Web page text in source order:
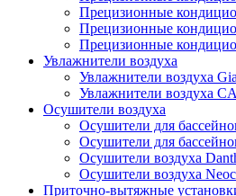
Прецизионные
Прецизионные
Прецизионные
Увлажнители воздуха
Увлажнители воздуха
Увлажнители воздуха
Осушители воздуха
Осушители для
Осушители для
Осушители воздуха
Осушители воздуха
Приточно-вытяжные